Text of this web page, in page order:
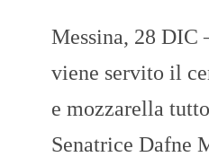
Messina, 28 DIC
viene servito il
e mozzarella
Senatrice Dafne